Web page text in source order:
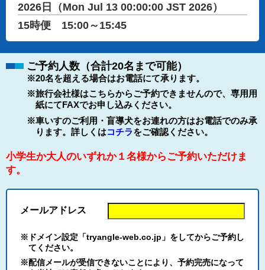
2026日（Mon Jul 13 00:00:00 JST 2026）
15時便 15:00～15:45
ご予約人数（合計20名まで可能）
※20名を超える場合はお電話にて承ります。
※旅行会社様はこちらからご予約できませんので、専用用
紙にてFAXでお申し込みください。
※車いすのご利用・盲導犬をお連れの方はお電話でのみ承
ります。詳しくはコチラをご確認ください。
小学生か大人のいずれか１名様からご予約いただけま
す。
メールアドレス
※ドメイン設定「tryangle-web.co.jp」をしてからご予約し
てください。
※配信メールが受信できないことにより、予約完売になって